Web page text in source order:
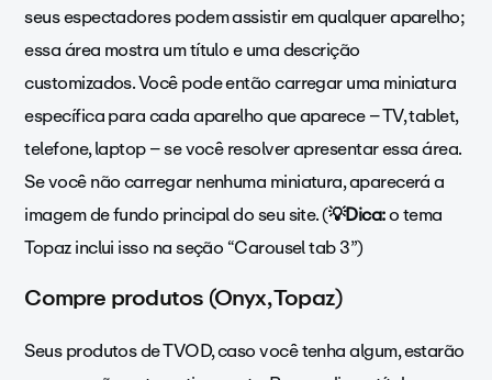
seus espectadores podem assistir em qualquer aparelho;
essa área mostra um título e uma descrição
customizados. Você pode então carregar uma miniatura
específica para cada aparelho que aparece – TV, tablet,
telefone, laptop – se você resolver apresentar essa área.
Se você não carregar nenhuma miniatura, aparecerá a
imagem de fundo principal do seu site. (💡Dica:o tema
Topaz inclui isso na seção “Carousel tab 3”)
Compre produtos (Onyx, Topaz)
Seus produtos de TVOD, caso você tenha algum, estarão